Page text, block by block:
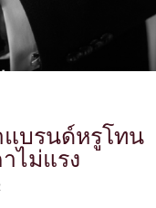
แบรนด์หรูโทน
ไม่แรง